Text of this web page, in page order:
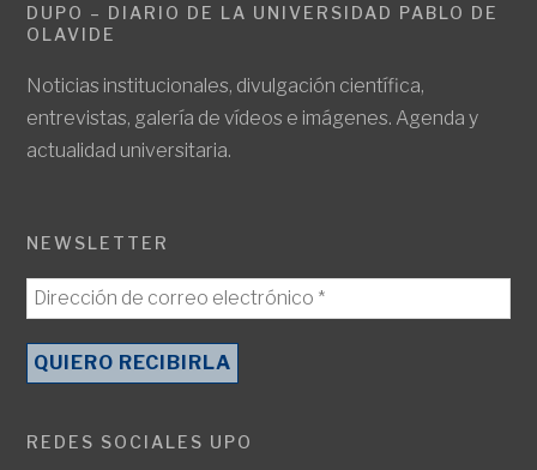
DUPO – DIARIO DE LA UNIVERSIDAD PABLO DE
OLAVIDE
Noticias institucionales, divulgación científica,
entrevistas, galería de vídeos e imágenes. Agenda y
actualidad universitaria.
NEWSLETTER
REDES SOCIALES UPO